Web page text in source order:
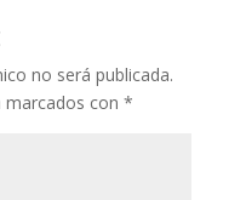
no será publicada.
con *